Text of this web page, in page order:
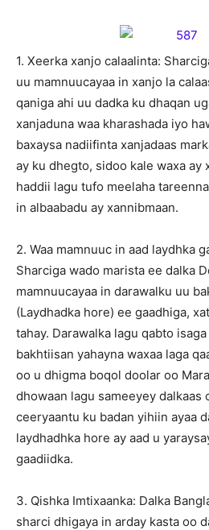
1. Xeerka xanjo calaalinta:
uu mamnuucayaa in xanjo la
qaniga ahi uu dadka ku dhaqan
xanjaduna waa kharashada iyo
baxaysa nadiifinta xanjadaas
ay ku dhegto, sidoo kale waxa ay
haddii lagu tufo meelaha
in albaabadu ay xannibmaan.
2. Waa mamnuuc in aad laydhka
Sharciga wado marista ee dalka
mamnuucayaa in darawalku uu
(Laydhadka hore) ee gaadhiga,
tahay. Darawalka lagu qabto
bakhtiisan yahayna waxaa laga
oo u dhigma boqol doolar oo
dhowaan lagu sameeyey dalkaas
ceeryaantu ku badan yihiin ayaa
laydhadhka hore ay aad u
gaadiidka.
3. Qishka Imtixaanka: Dalka
sharci dhigaya in arday kasta oo